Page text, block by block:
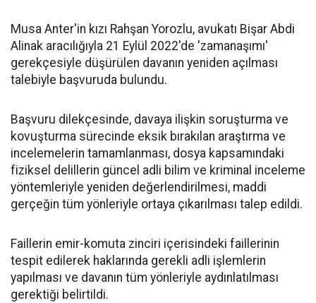
Musa Anter'in kızı Rahşan Yorozlu, avukatı Bişar Abdi
Alinak aracılığıyla 21 Eylül 2022'de 'zamanaşımı'
gerekçesiyle düşürülen davanın yeniden açılması
talebiyle başvuruda bulundu.
Başvuru dilekçesinde, davaya ilişkin soruşturma ve
kovuşturma sürecinde eksik bırakılan araştırma ve
incelemelerin tamamlanması, dosya kapsamındaki
fiziksel delillerin güncel adli bilim ve kriminal inceleme
yöntemleriyle yeniden değerlendirilmesi, maddi
gerçeğin tüm yönleriyle ortaya çıkarılması talep edildi.
Faillerin emir-komuta zinciri içerisindeki faillerinin
tespit edilerek haklarında gerekli adli işlemlerin
yapılması ve davanın tüm yönleriyle aydınlatılması
gerektiği belirtildi.